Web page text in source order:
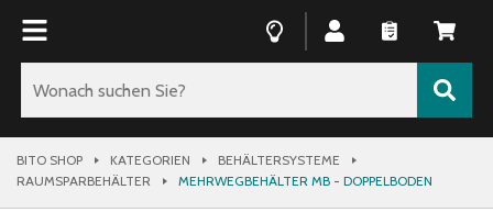
BITO SHOP KATEGORIEN
BEHÄLTERSYSTEME
RAUMSPARBEHÄLTER
MEHRWEGBEHÄLTER MB - DOPPELBODEN